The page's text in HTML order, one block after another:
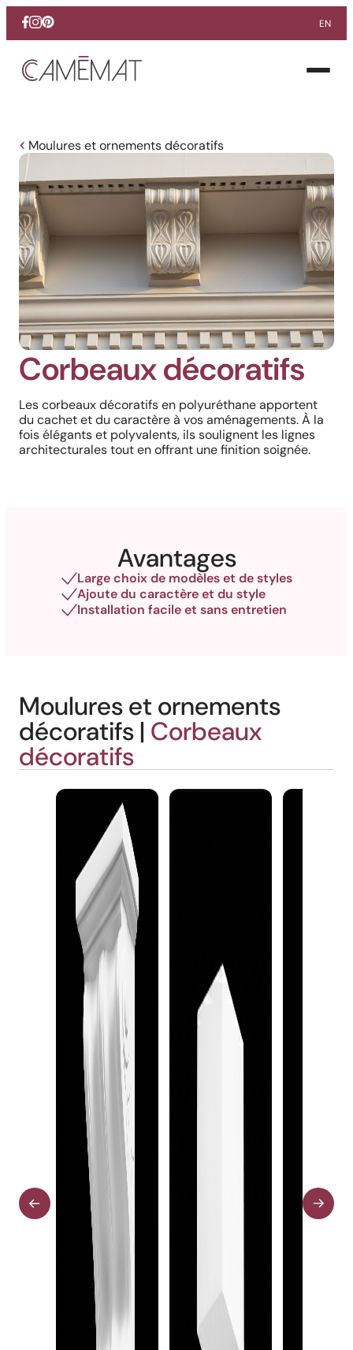
Facebook
Instagram
Pinterest EN
Ouvrir
Moulures et ornements décoratifs
Corbeaux décoratifs
Les corbeaux décoratifs en polyuréthane apportent
du cachet et du caractère à vos aménagements. À la
fois élégants et polyvalents, ils soulignent les lignes
architecturales tout en offrant une finition soignée.
Avantages
Large choix de modèles et de styles
Ajoute du caractère et du style
Installation facile et sans entretien
Moulures et ornements
décoratifs | Corbeaux
décoratifs